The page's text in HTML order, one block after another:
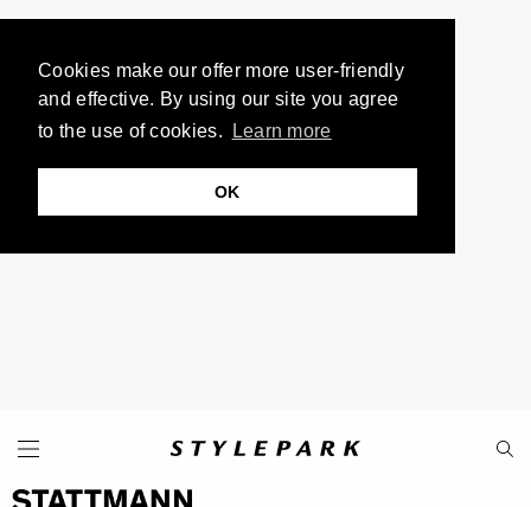
Cookies make our offer more user-friendly
and effective. By using our site you agree
to the use of cookies.
Learn more
OK